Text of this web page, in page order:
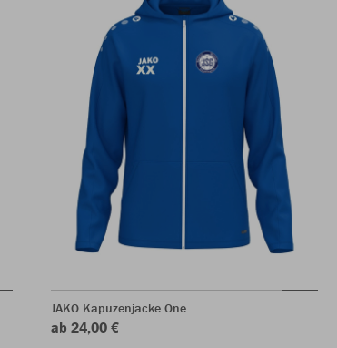
JAKO Kapuzenjacke One
ab 24,00 €